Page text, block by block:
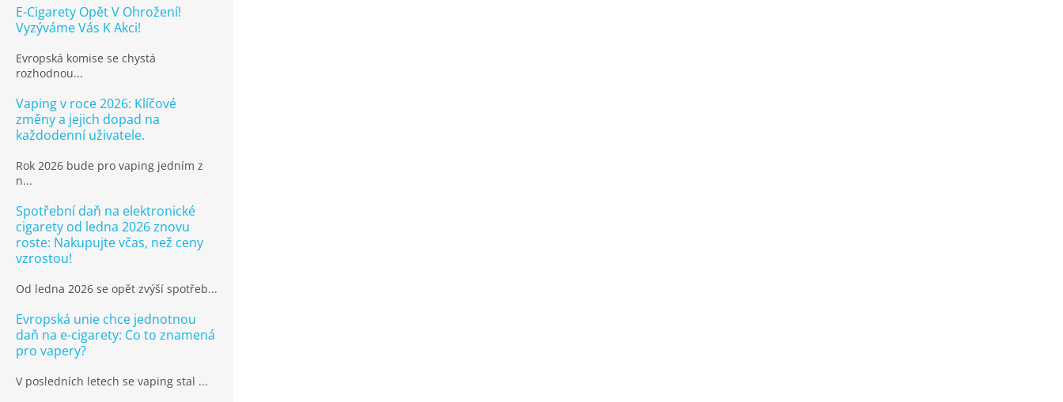
E-Cigarety Opět V Ohrožení!
Vyzýváme Vás K Akci!
Evropská komise se chystá
rozhodnou...
Vaping v roce 2026: Klíčové
změny a jejich dopad na
každodenní uživatele.
Rok 2026 bude pro vaping jedním z
n...
Spotřební daň na elektronické
cigarety od ledna 2026 znovu
roste: Nakupujte včas, než ceny
vzrostou!
Od ledna 2026 se opět zvýší spotřeb...
Evropská unie chce jednotnou
daň na e-cigarety: Co to znamená
pro vapery?
V posledních letech se vaping stal ...